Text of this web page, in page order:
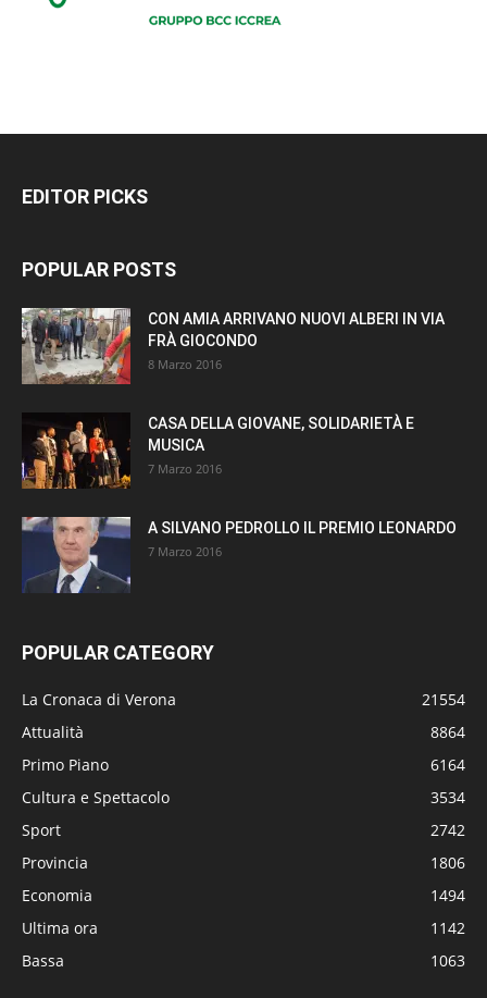
EDITOR PICKS
POPULAR POSTS
CON AMIA ARRIVANO NUOVI ALBERI IN VIA
FRÀ GIOCONDO
8 Marzo 2016
CASA DELLA GIOVANE, SOLIDARIETÀ E
MUSICA
7 Marzo 2016
A SILVANO PEDROLLO IL PREMIO LEONARDO
7 Marzo 2016
POPULAR CATEGORY
La Cronaca di Verona
21554
Attualità
8864
Primo Piano
6164
Cultura e Spettacolo
3534
Sport
2742
Provincia
1806
Economia
1494
Ultima ora
1142
Bassa
1063